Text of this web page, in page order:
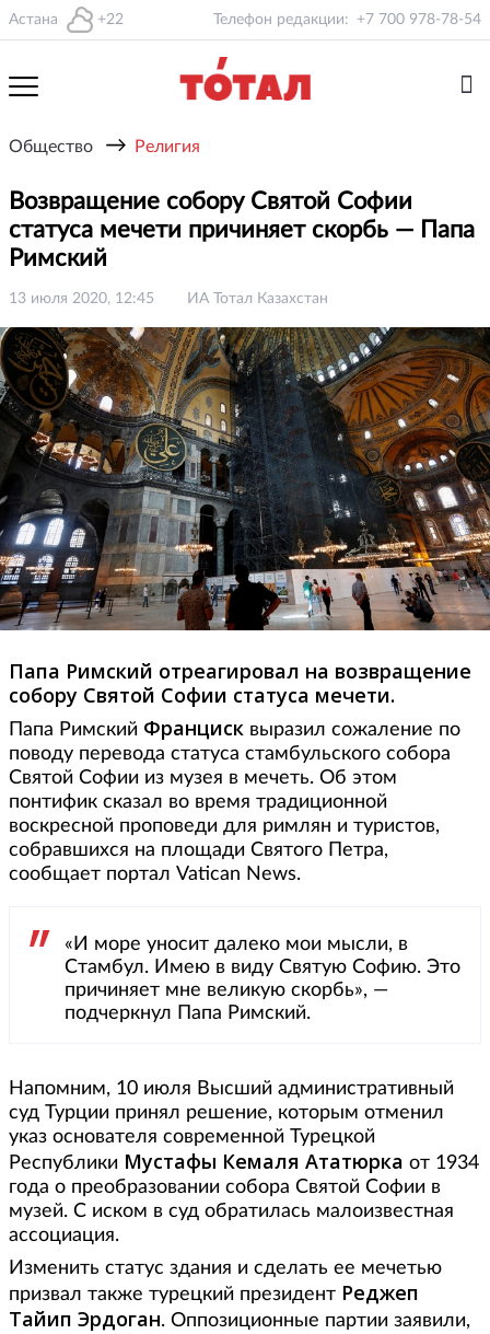
Астана +22 Телефон редакции: +7 700 978-78-54
Общество → Религия
Возвращение собору Святой Софии
статуса мечети причиняет скорбь — Папа
Римский
13 июля 2020, 12:45 ИА Тотал Казахстан
Папа Римский отреагировал на возвращение
собору Святой Софии статуса мечети.
Папа Римский Франциск выразил сожаление по
поводу перевода статуса стамбульского собора
Святой Софии из музея в мечеть. Об этом
понтифик сказал во время традиционной
воскресной проповеди для римлян и туристов,
собравшихся на площади Святого Петра,
сообщает портал Vatican News.
«И море уносит далеко мои мысли, в
Стамбул. Имею в виду Святую Софию. Это
причиняет мне великую скорбь», —
подчеркнул Папа Римский.
Напомним, 10 июля Высший административный
суд Турции принял решение, которым отменил
указ основателя современной Турецкой
Республики Мустафы Кемаля Ататюрка от 1934
года о преобразовании собора Святой Софии в
музей. С иском в суд обратилась малоизвестная
ассоциация.
Изменить статус здания и сделать ее мечетью
призвал также турецкий президент Реджеп
Тайип Эрдоган. Оппозиционные партии заявили,